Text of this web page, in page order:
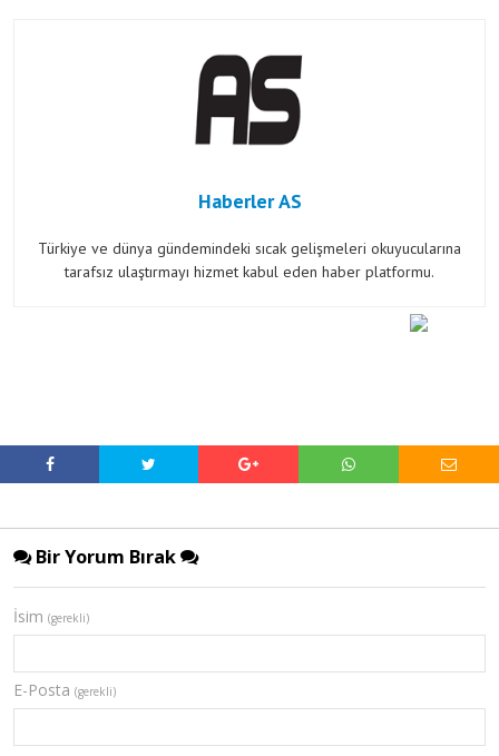
Haberler AS
Türkiye ve dünya gündemindeki sıcak gelişmeleri okuyucularına
tarafsız ulaştırmayı hizmet kabul eden haber platformu.
Bir Yorum Bırak
İsim (gerekli)
E-Posta (gerekli)